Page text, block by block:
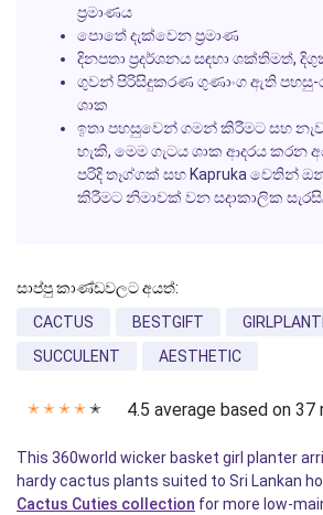
ප්‍රමාණය
පොතේ දැක්වෙන ප්‍රමාණ
දිනපතා ප්‍රදර්ශනය සඳහා ශක්තිමත්,
ගුවන් පිරිසිදුකරණ ගුණාංග ඇති
ශාක
ඉතා පහසුවෙන් ගමන් කිරීමට සහ
හැකි, මෙම ගැටය ශාක ආදරය කරන
පරිදි තෑග්ගක් සහ Kapruka වෙතින්
කිරීමට නිමාවක් වන සදාකාලික
සාප්පු කාණ්ඩවලට අයත්:
CACTUS
BESTGIFT
SUCCULENT
AESTHETIC
✭ ✭ ✭ ✭ ✭ 4.5 average based on 37
This 360world wicker basket girl planter
hardy cactus plants suited to Sri Lankan
Cactus Cuties collection for more low-